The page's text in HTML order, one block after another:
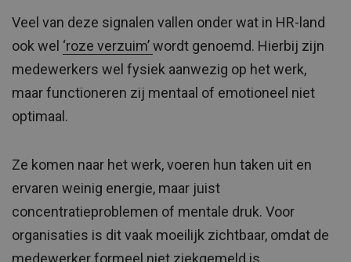
Veel van deze signalen vallen onder wat in HR-land
ook wel ‘roze verzuim’wordt genoemd. Hierbij zijn
medewerkers wel fysiek aanwezig op het werk,
maar functioneren zij mentaal of emotioneel niet
optimaal.
Ze komen naar het werk, voeren hun taken uit en
ervaren weinig energie, maar juist
concentratieproblemen of mentale druk. Voor
organisaties is dit vaak moeilijk zichtbaar, omdat de
medewerker formeel niet ziekgemeld is.